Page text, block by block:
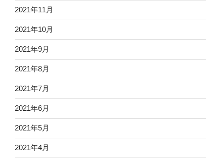
2021年11月
2021年10月
2021年9月
2021年8月
2021年7月
2021年6月
2021年5月
2021年4月